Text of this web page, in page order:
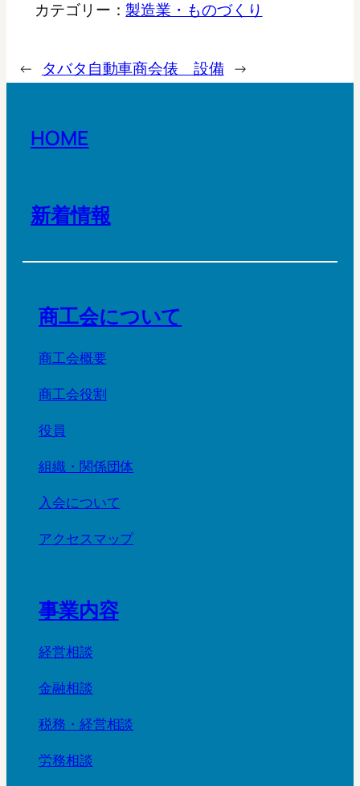
カテゴリー：製造業・ものづくり
← タバタ自動車商会俵 設備 →
HOME
新着情報
商工会について
商工会概要
商工会役割
役員
組織・関係団体
入会について
アクセスマップ
事業内容
経営相談
金融相談
税務・経営相談
労務相談